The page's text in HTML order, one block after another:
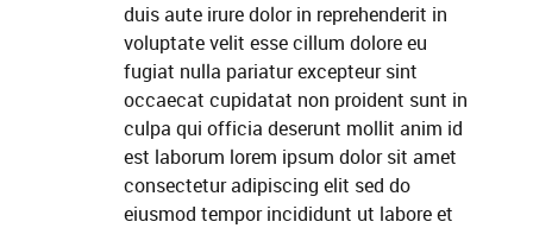
duis aute irure dolor in reprehenderit in
voluptate velit esse cillum dolore eu
fugiat nulla pariatur excepteur sint
occaecat cupidatat non proident sunt in
culpa qui officia deserunt mollit anim id
est laborum lorem ipsum dolor sit amet
consectetur adipiscing elit sed do
eiusmod tempor incididunt ut labore et